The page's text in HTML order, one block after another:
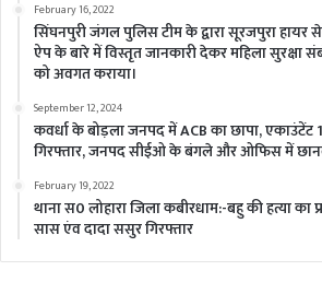
February 16, 2022
सिंघनपुरी जंगल पुलिस टीम के द्वारा सूरजपुरा हायर
ऐप के बारे में विस्तृत जानकारी देकर महिला सुरक्षा
को अवगत कराया।
September 12, 2024
कवर्धा के बोड़ला जनपद में ACB का छापा, एकाउंटेंट
गिरफ्तार, जनपद सीईओ के बंगले और ओफिस में
February 19, 2022
थाना स0 लोहारा जिला कबीरधाम:-बहु की हत्या
सास एंव दादा ससुर गिरफ्तार